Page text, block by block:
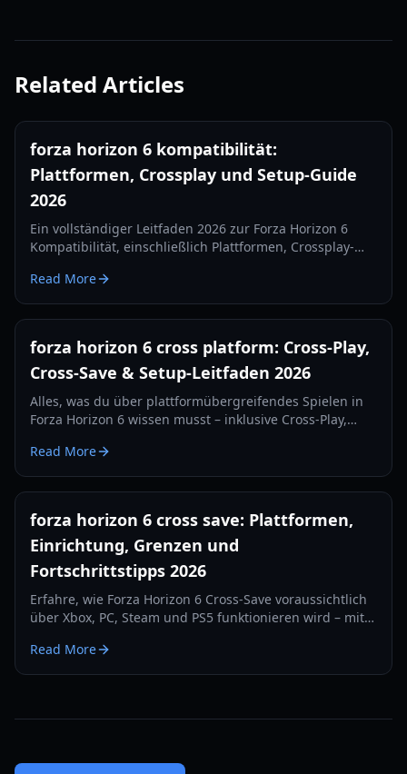
Related Articles
forza horizon 6 kompatibilität:
Plattformen, Crossplay und Setup-Guide
2026
Ein vollständiger Leitfaden 2026 zur Forza Horizon 6
Kompatibilität, einschließlich Plattformen, Crossplay-
Tipps vor dem Launch.
Read More
forza horizon 6 cross platform: Cross-Play,
Cross-Save & Setup-Leitfaden 2026
Alles, was du über plattformübergreifendes Spielen in
Forza Horizon 6 wissen musst – inklusive Cross-Play,
Setup-Tipps für 2026.
Read More
forza horizon 6 cross save: Plattformen,
Einrichtung, Grenzen und
Fortschrittstipps 2026
Erfahre, wie Forza Horizon 6 Cross-Save voraussichtlich
über Xbox, PC, Steam und PS5 funktionieren wird – mit
Hinweisen zur sicheren Progression für 2026.
Read More